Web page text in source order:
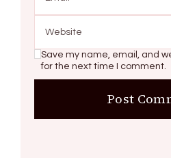
Save my name, email, and
for the next time I comment.